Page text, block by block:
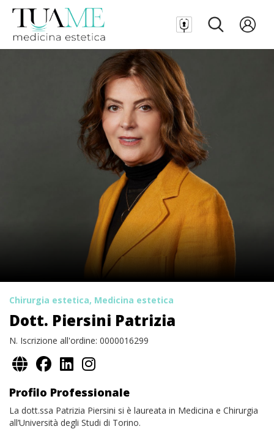
Chirurgia estetica, Medicina estetica
Dott. Piersini Patrizia
N. Iscrizione all'ordine: 0000016299
Profilo Professionale
La dott.ssa Patrizia Piersini si è laureata in Medicina e Chirurgia
all’Università degli Studi di Torino.